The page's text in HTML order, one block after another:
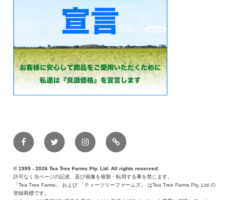
FacebookTwitter Instagram
メ
ー
© 1999 - 2026 Tea Tree Farms Pty. Ltd. All rights reserved.
許可なく当ページの記述、及び画像を複製・転用する事を禁じます。
「Tea Tree Farms」 および 「ティーツリーファームズ」 はTea Tree Farms Pty. Ltd.の
登録商標です。